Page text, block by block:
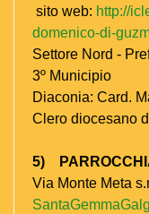
sito web: http://
domenico-di-
Settore Nord -
3º Municipio
Diaconia: Card.
Clero diocesano
5)
Via Monte Meta